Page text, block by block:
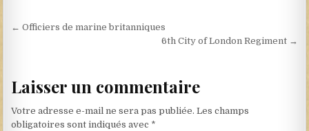
Navigation de l’article
← Officiers de marine britanniques
6th City of London Regiment →
Laisser un commentaire
Votre adresse e-mail ne sera pas publiée. Les champs
obligatoires sont indiqués avec *